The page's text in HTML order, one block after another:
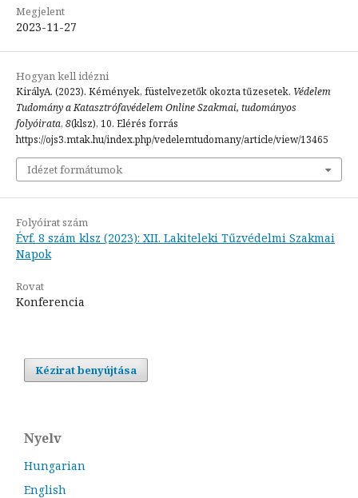
Megjelent
2023-11-27
Hogyan kell idézni
KirályA. (2023). Kémények, füstelvezetők okozta tűzesetek. Védelem
Tudomány a Katasztrófavédelem Online Szakmai, tudományos
folyóirata, 8(klsz), 10. Elérés forrás
https://ojs3.mtak.hu/index.php/vedelemtudomany/article/view/13465
Idézet formátumok
Folyóirat szám
Évf. 8 szám klsz (2023): XII. Lakiteleki Tűzvédelmi Szakmai
Napok
Rovat
Konferencia
Kézirat benyújtása
Nyelv
Hungarian
English